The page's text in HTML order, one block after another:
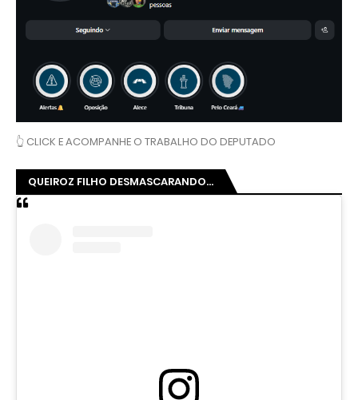
👆 CLICK E ACOMPANHE O TRABALHO DO DEPUTADO
QUEIROZ FILHO DESMASCARANDO...